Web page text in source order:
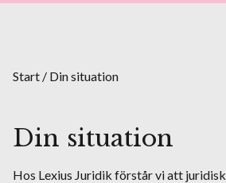
Start / Din situation
Din situation
Hos Lexius Juridik förstår vi att